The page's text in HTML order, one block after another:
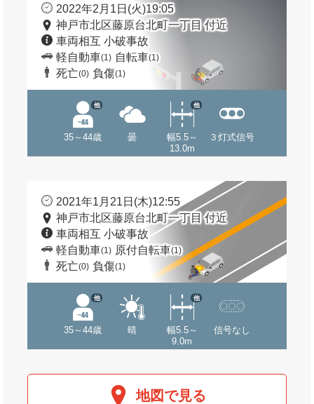
2022年2月1日(火)19:05
神戸市北区藤原台北町一丁目 付近
車両相互 小破事故
軽自動車(1) 自転車(1)
死亡(0) 負傷(1)
35～44歳
他
曇
幅5.5～
13.0m
他
３灯式信号
2021年1月21日(木)12:55
神戸市北区藤原台北町一丁目 付近
車両相互 小破事故
軽自動車(1) 原付自転車(1)
死亡(0) 負傷(1)
35～44歳
他
晴
幅5.5～
9.0m
他
信号なし
地図で見る